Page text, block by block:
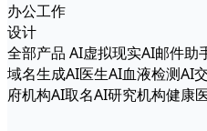
办公工作
设计
全部产品 AI虚拟现实AI邮件助
域名生成AI医生AI血液检测AI
府机构AI取名AI研究机构健康